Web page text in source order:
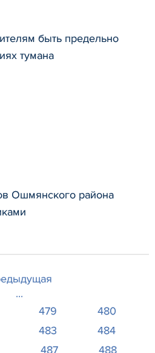
быть предельно
тумана
Ошмянского района
...
479
480
483
484
487 488